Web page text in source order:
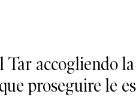
Tar accogliendo
proseguire le